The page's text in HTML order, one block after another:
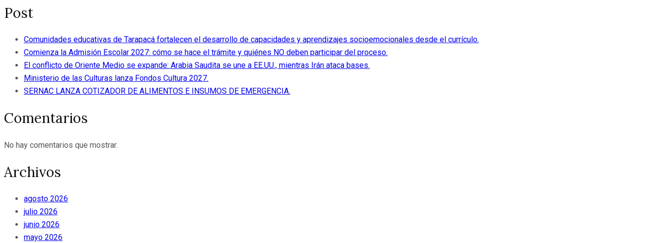
Post
Comunidades educativas de Tarapacá fortalecen el desarrollo de capacidades y aprendizajes socioemocionales desde el currículo.
Comienza la Admisión Escolar 2027: cómo se hace el trámite y quiénes NO deben participar del proceso.
El conflicto de Oriente Medio se expande: Arabia Saudita se une a EE.UU., mientras Irán ataca bases.
Ministerio de las Culturas lanza Fondos Cultura 2027.
SERNAC LANZA COTIZADOR DE ALIMENTOS E INSUMOS DE EMERGENCIA.
Comentarios
No hay comentarios que mostrar.
Archivos
agosto 2026
julio 2026
junio 2026
mayo 2026